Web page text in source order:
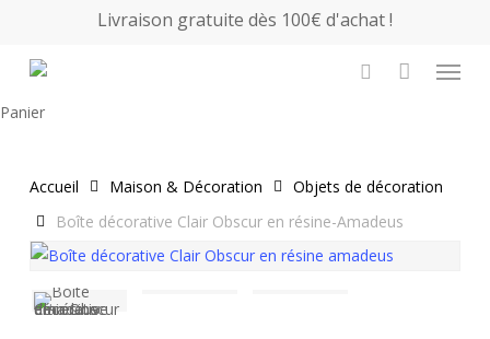
main
Livraison gratuite dès 100€ d'achat !
Menu
PanierClose
Accueil Maison & Décoration
Objets de décoration
Boîte décorative Clair Obscur en résine-Amadeus